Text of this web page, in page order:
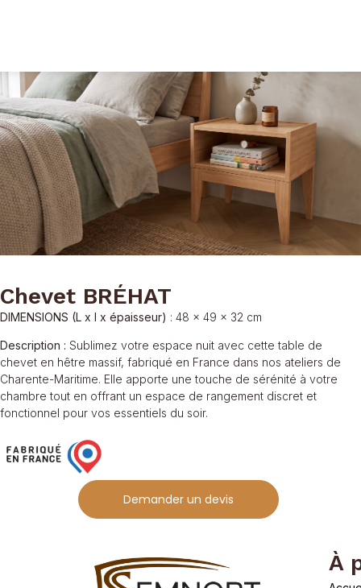
Chevet BRÉHAT
DIMENSIONS (L x l x épaisseur) : 48 x 49 x 32 cm
Description : Sublimez votre espace nuit avec cette table de
chevet en hêtre massif, fabriqué en France dans nos ateliers de
Charente-Maritime. Elle apporte une touche de sérénité à votre
chambre tout en offrant un espace de rangement discret et
fonctionnel pour vos essentiels du soir.
Demander un devis
À